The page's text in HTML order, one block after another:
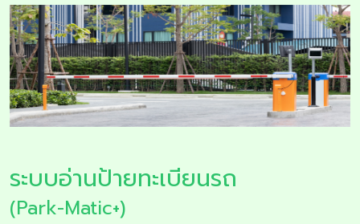
ระบบอ่านป้ายทะเบียนรถ
(Park-Matic+)